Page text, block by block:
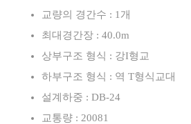
교량의 경간수 : 1개
최대경간장 : 40.0m
상부구조 형식 : 강I형교
하부구조 형식 : 역 T형식교대
설계하중 : DB-24
교통량 : 20081